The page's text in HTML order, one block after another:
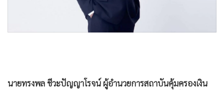
• ชุมชน-คุณภาพชีวิต
นายทรงพล ชีวะปัญญาโรจน์ ผู้อำนวยการสถาบันคุ้มครองเงิน